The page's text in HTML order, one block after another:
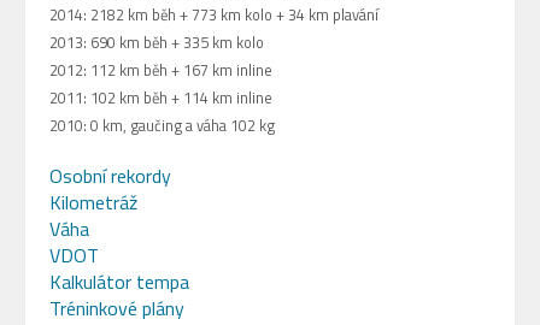
2014: 2182 km běh + 773 km kolo + 34 km plavání
2013: 690 km běh + 335 km kolo
2012: 112 km běh + 167 km inline
2011: 102 km běh + 114 km inline
2010: 0 km, gaučing a váha 102 kg
Osobní rekordy
Kilometráž
Váha
VDOT
Kalkulátor tempa
Tréninkové plány